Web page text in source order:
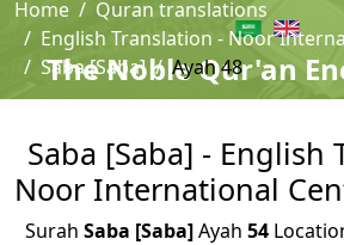
The Noble Qur'an
Home
Quran translations
English Translation - Noor
Saba [Saba]
Ayah 48
Saba [Saba] - English
Noor International
Surah Saba [Saba]Ayah 54